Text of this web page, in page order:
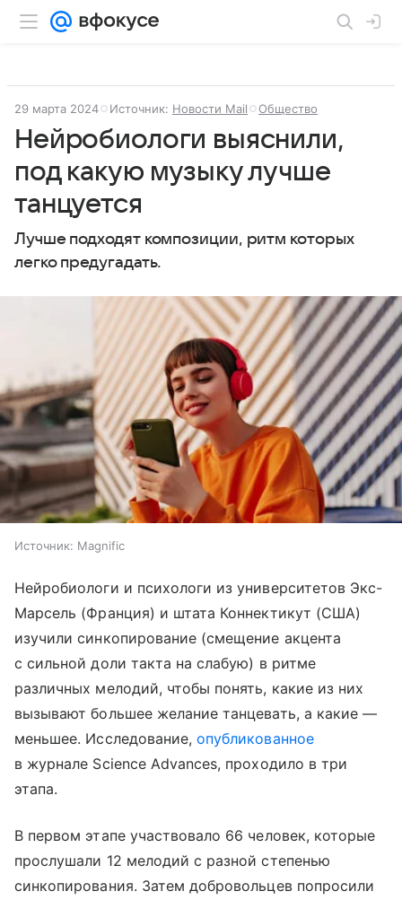
29 марта 2024 Источник: Новости Mail Общество
Нейробиологи выяснили,
под какую музыку лучше
танцуется
Лучше подходят композиции, ритм которых
легко предугадать.
Источник: Magnific
Нейробиологи и психологи из университетов Экс-
Марсель (Франция) и штата Коннектикут (США)
изучили синкопирование (смещение акцента
с сильной доли такта на слабую) в ритме
различных мелодий, чтобы понять, какие из них
вызывают большее желание танцевать, а какие —
меньшее. Исследование,опубликованное
в журнале Science Advances, проходило в три
этапа.
В первом этапе участвовало 66 человек, которые
прослушали 12 мелодий с разной степенью
синкопирования. Затем добровольцев попросили